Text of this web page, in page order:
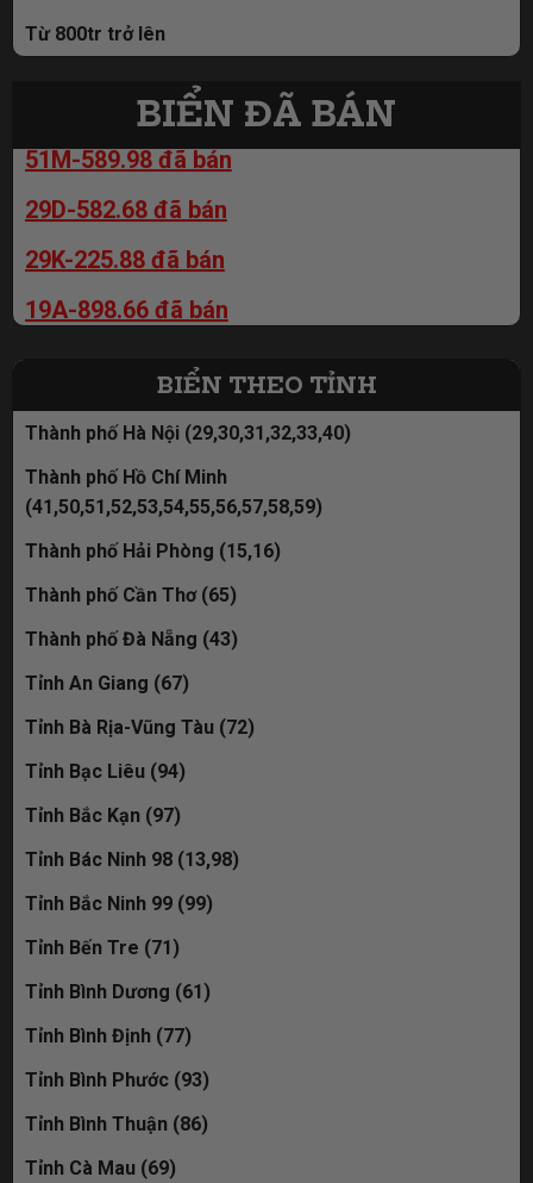
99B-319.88 = 89tr
99B-219.91 = 89tr
99B-666.97 = 89tr
99B-589.98 = 89tr
Từ 800tr trở lên
BIỂN ĐÃ BÁN
29K-279.39 đã bán
51M-589.98 đã bán
29D-582.68 đã bán
29K-225.88 đã bán
19A-898.66 đã bán
30M-635.79 đã bán
30M-963.88 đã bán
19A-888.33= đã bán
29K-369.86 đã bán
30M-582.28 đã bán
51M-588.58 đã bán
30M-959.98 đã bán
30L-593.86 đã bán
19C-235.68 đã bán
30M-009.90 đã bán
BIỂN THEO TỈNH
Thành phố Hà Nội (29,30,31,32,33,40)
Thành phố Hồ Chí Minh
(41,50,51,52,53,54,55,56,57,58,59)
Thành phố Hải Phòng (15,16)
Thành phố Cần Thơ (65)
Thành phố Đà Nẵng (43)
Tỉnh An Giang (67)
Tỉnh Bà Rịa-Vũng Tàu (72)
Tỉnh Bạc Liêu (94)
Tỉnh Bắc Kạn (97)
Tỉnh Bác Ninh 98 (13,98)
Tỉnh Bắc Ninh 99 (99)
Tỉnh Bến Tre (71)
Tỉnh Bình Dương (61)
Tỉnh Bình Định (77)
Tỉnh Bình Phước (93)
Tỉnh Bình Thuận (86)
Tỉnh Cà Mau (69)